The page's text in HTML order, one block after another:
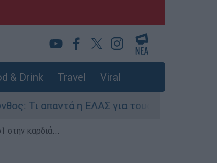
& Drink Travel Viral
η ΕΛΑΣ για τους 8 βιασμούς
στην καρδιά...